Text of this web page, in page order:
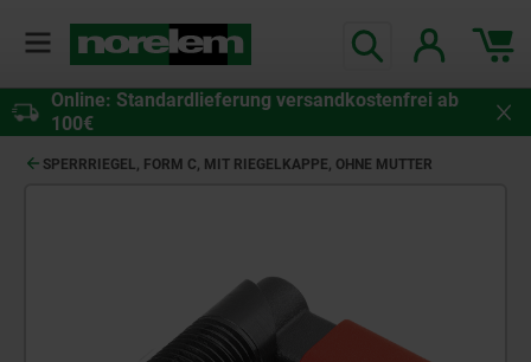
Online: Standardlieferung versandkostenfrei ab
100€
SPERRRIEGEL, FORM C, MIT RIEGELKAPPE, OHNE MUTTER